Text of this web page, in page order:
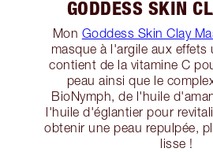
GODDESS SKIN
Mon Goddess Skin Clay
masque à l'argile aux effets
contient de la vitamine C
peau ainsi que le
BioNymph, de l'huile
l'huile d'églantier pour
obtenir une peau repulpée,
lisse !